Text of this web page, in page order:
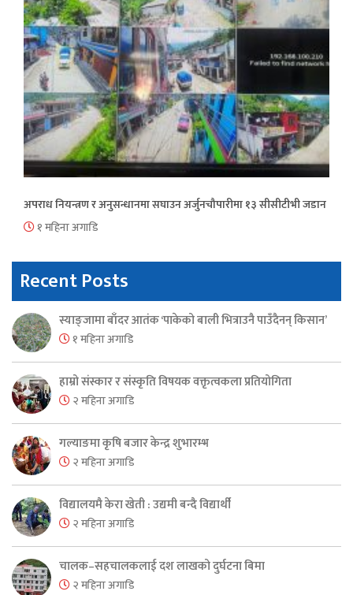
अपराध नियन्त्रण र अनुसन्धानमा सघाउन अर्जुनचौपारीमा १३ सीसीटीभी जडान
१ महिना अगाडि
Recent Posts
स्याङ्जामा बाँदर आतंक ‘पाकेको बाली भित्राउनै पाउँदैनन् किसान’
१ महिना अगाडि
हाम्रो संस्कार र संस्कृति विषयक वक्तृत्वकला प्रतियोगिता
२ महिना अगाडि
गल्याङमा कृषि बजार केन्द्र शुभारम्भ
२ महिना अगाडि
विद्यालयमै केरा खेती : उद्यमी बन्दै विद्यार्थी
२ महिना अगाडि
चालक–सहचालकलाई दश लाखको दुर्घटना बिमा
२ महिना अगाडि